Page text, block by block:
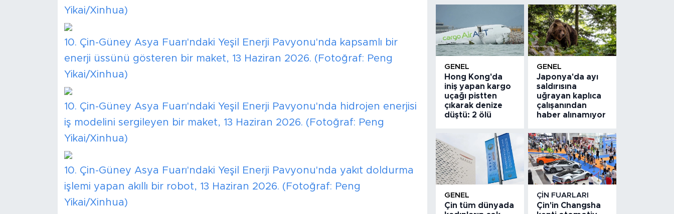
Yikai/Xinhua)
10. Çin-Güney Asya Fuarı'ndaki Yeşil Enerji Pavyonu'nda kapsamlı bir
enerji üssünü gösteren bir maket, 13 Haziran 2026. (Fotoğraf: Peng
Yikai/Xinhua)
10. Çin-Güney Asya Fuarı'ndaki Yeşil Enerji Pavyonu'nda hidrojen enerjisi
iş modelini sergileyen bir maket, 13 Haziran 2026. (Fotoğraf: Peng
Yikai/Xinhua)
10. Çin-Güney Asya Fuarı'ndaki Yeşil Enerji Pavyonu'nda yakıt doldurma
işlemi yapan akıllı bir robot, 13 Haziran 2026. (Fotoğraf: Peng
Yikai/Xinhua)
GENEL
Hong Kong'da
iniş yapan kargo
uçağı pistten
çıkarak denize
düştü: 2 ölü
GENEL
Japonya'da ayı
saldırısına
uğrayan kaplıca
çalışanından
haber alınamıyor
GENEL
Çin tüm dünyada
ÇIN FUARLARI
Çin'in Changsha